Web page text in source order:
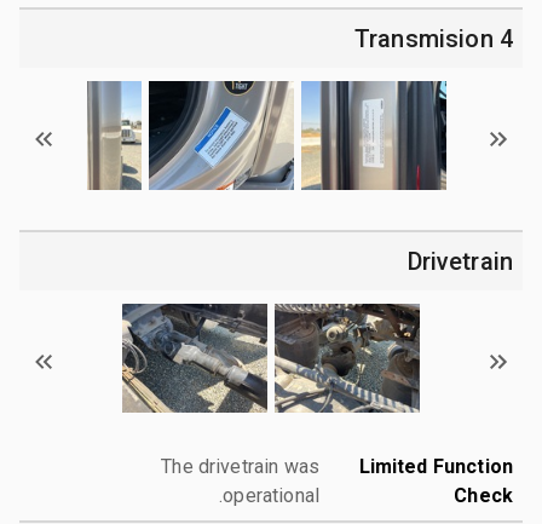
4 Transmision
Drivetrain
Limited Function
Check
The drivetrain was
operational.